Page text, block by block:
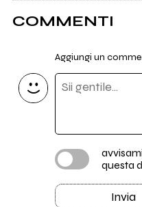
COMMENTI
Aggiungi un
questa
Invia